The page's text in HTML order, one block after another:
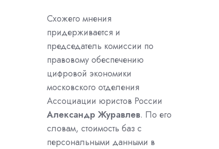
Схожего мнения
придерживается и
председатель комиссии по
правовому обеспечению
цифровой экономики
московского отделения
Ассоциации юристов России
Александр Журавлев. По его
словам, стоимость баз с
персональными данными в